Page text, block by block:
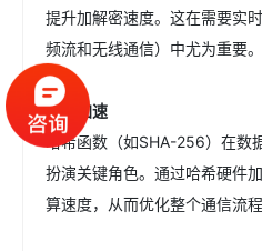
提升加解密速度。这在需要实
频流和无线通信）中尤为重要。
哈希加速
哈希函数（如SHA-256）在数
扮演关键角色。通过哈希硬件
算速度，从而优化整个通信流程